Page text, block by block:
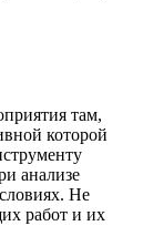
там,
которой
анализе
Не
работ и их